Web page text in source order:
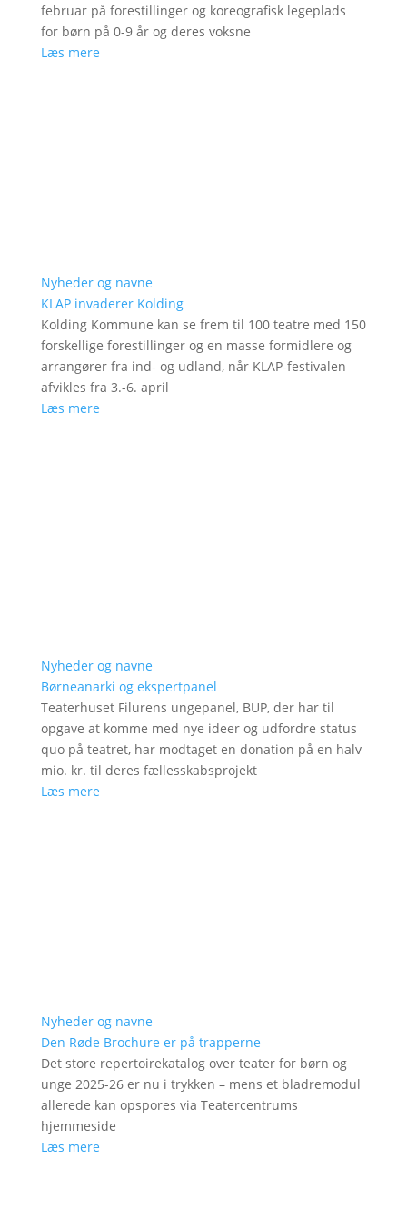
februar på forestillinger og koreografisk legeplads
for børn på 0-9 år og deres voksne
Læs mere
Nyheder og navne
KLAP invaderer Kolding
Kolding Kommune kan se frem til 100 teatre med 150
forskellige forestillinger og en masse formidlere og
arrangører fra ind- og udland, når KLAP-festivalen
afvikles fra 3.-6. april
Læs mere
Nyheder og navne
Børneanarki og ekspertpanel
Teaterhuset Filurens ungepanel, BUP, der har til
opgave at komme med nye ideer og udfordre status
quo på teatret, har modtaget en donation på en halv
mio. kr. til deres fællesskabsprojekt
Læs mere
Nyheder og navne
Den Røde Brochure er på trapperne
Det store repertoirekatalog over teater for børn og
unge 2025-26 er nu i trykken – mens et bladremodul
allerede kan opspores via Teatercentrums
hjemmeside
Læs mere